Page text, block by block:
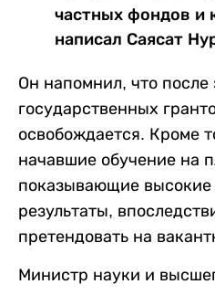
частных фондов и
написал Саясат
Он напомнил, что после
государственных
освобождается. Кроме
начавшие обучение на
показывающие высокие
результаты,
претендовать на
Министр науки и